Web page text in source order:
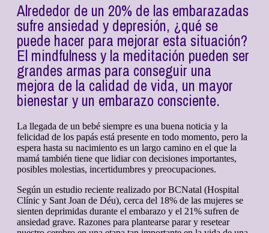
Alrededor de un 20% de las embarazadas
sufre ansiedad y depresión, ¿qué se
puede hacer para mejorar esta situación?
El mindfulness y la meditación pueden ser
grandes armas para conseguir una
mejora de la calidad de vida, un mayor
bienestar y un embarazo consciente.
La llegada de un bebé siempre es una buena noticia y la
felicidad de los papás está presente en todo momento, pero la
espera hasta su nacimiento es un largo camino en el que la
mamá también tiene que lidiar con decisiones importantes,
posibles molestias, incertidumbres y preocupaciones.
Según un estudio reciente realizado por BCNatal (Hospital
Clínic y Sant Joan de Déu), cerca del 18% de las mujeres se
sienten deprimidas durante el embarazo y el 21% sufren de
ansiedad grave. Razones para plantearse parar y resetear